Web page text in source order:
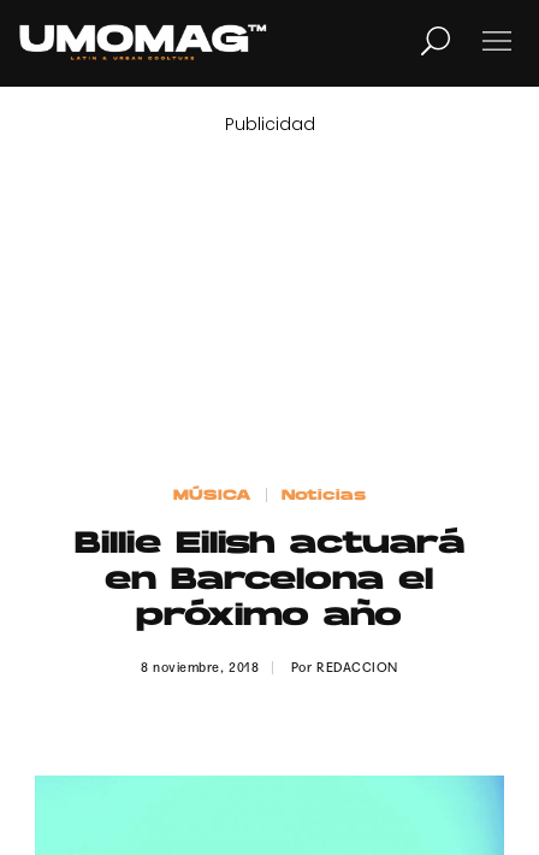
LIFESTYLE
Contacto
Publicidad
MÚSICA Noticias
Billie Eilish actuará
en Barcelona el
próximo año
8 noviembre, 2018 PorREDACCION